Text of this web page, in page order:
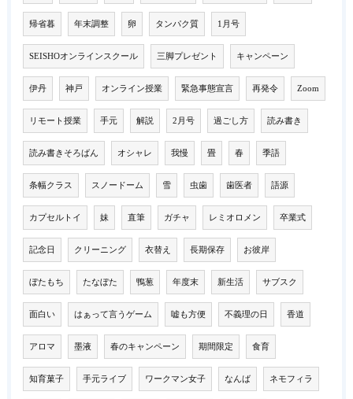
帰省暮 年末調整 卵 タンパク質 1月号
SEISHOオンラインスクール 三脚プレゼント キャンペーン
伊丹 神戸 オンライン授業 緊急事態宣言 再発令 Zoom
リモート授業 手元 解説 2月号 過ごし方 読み書き
読み書きそろばん オシャレ 我慢 畳 春 季語
条幅クラス スノードーム 雪 虫歯 歯医者 語源
カプセルトイ 妹 直筆 ガチャ レミオロメン 卒業式
記念日 クリーニング 衣替え 長期保存 お彼岸
ぼたもち たなぼた 鴨葱 年度末 新生活 サブスク
面白い はぁって言うゲーム 嘘も方便 不義理の日 香道
アロマ 墨液 春のキャンペーン 期間限定 食育
知育菓子 手元ライブ ワークマン女子 なんば ネモフィラ